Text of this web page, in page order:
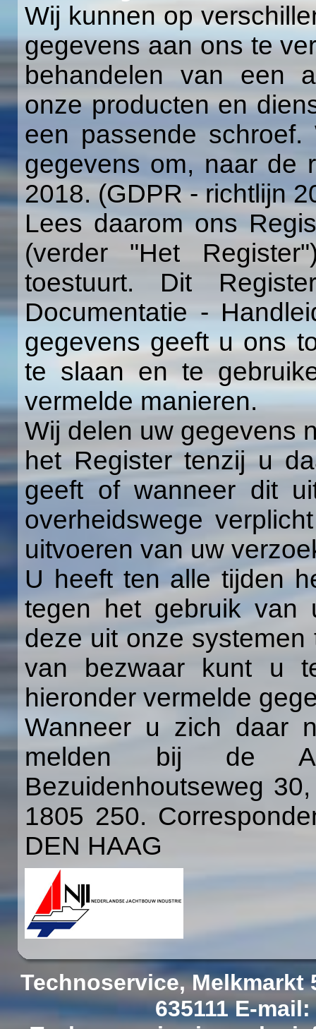
Wij kunnen op
gegevens aan ons te
behandelen van een
onze producten en
een passende
gegevens om, naar de
2018. (GDPR - richtlijn
Lees daarom ons
(verder "Het
toestuurt. Dit
Documentatie -
gegevens geeft u ons
te slaan en te
vermelde manieren.
Wij delen uw gegevens
het Register tenzij u
geeft of wanneer dit
overheidswege
uitvoeren van uw
U heeft ten alle tijden
tegen het gebruik van
deze uit onze
van bezwaar kunt u
hieronder vermelde
Wanneer u zich daar
melden bij de
Bezuidenhoutseweg
1805 250.
DEN HAAG
Technoservice, Melkmarkt
635111 E-mail: